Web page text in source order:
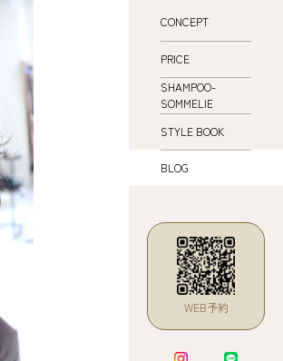
CONCEPT
PRICE
SHAMPOO-
SOMMELIE
STYLE BOOK
BLOG
WEB予約